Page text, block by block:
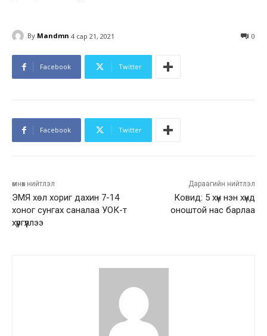
By Mandmn 4 сар 21, 2021 0
Facebook Twitter
Facebook Twitter
өмнөх нийтлэл
ЭМЯ хөл хориг дахин 7-14
хоног сунгах саналаа УОК-т
хүргүүллээ
Дараагийн нийтлэл
Ковид: 5 хүн нэн хүнд
оноштой нас барлаа